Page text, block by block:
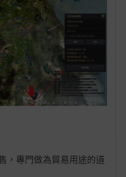
，專門做為貿易用途的道